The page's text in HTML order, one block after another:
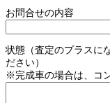
お問合せの内容
状態（査定のプラスに
ださい）
※完成車の場合は、コ